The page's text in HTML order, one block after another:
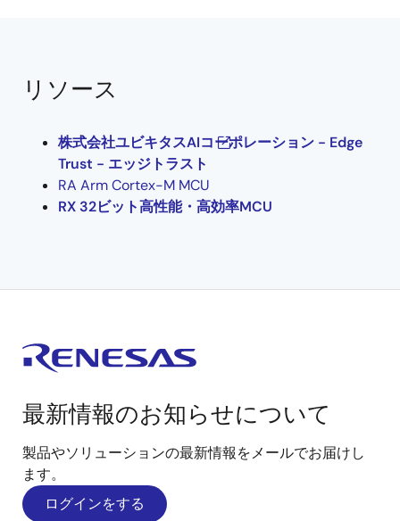
リソース
株式会社ユビキタスAIコーポレーション - Edge
Trust - エッジトラスト
RA Arm Cortex-M MCU
RX 32ビット高性能・高効率MCU
最新情報のお知らせについて
製品やソリューションの最新情報をメールでお届けし
ます。
ログインをする